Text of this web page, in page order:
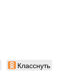
Класснуть